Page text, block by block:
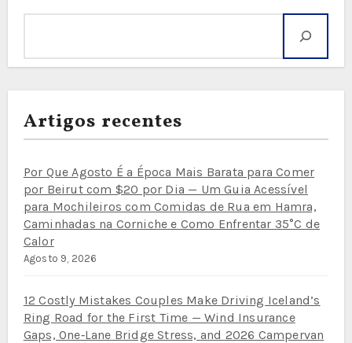
Artigos recentes
Por Que Agosto É a Época Mais Barata para Comer
por Beirut com $20 por Dia — Um Guia Acessível
para Mochileiros com Comidas de Rua em Hamra,
Caminhadas na Corniche e Como Enfrentar 35°C de
Calor
Agosto 9, 2026
12 Costly Mistakes Couples Make Driving Iceland’s
Ring Road for the First Time — Wind Insurance
Gaps, One‑Lane Bridge Stress, and 2026 Campervan